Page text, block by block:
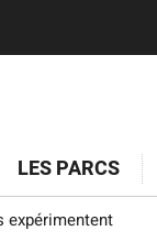
LES PARCS
expérimentent